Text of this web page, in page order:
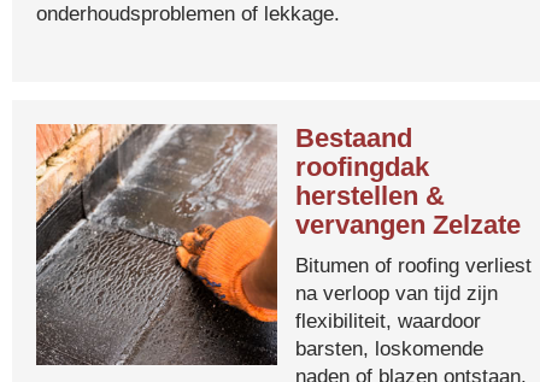
onderhoudsproblemen of lekkage.
Bestaand
roofingdak
herstellen &
vervangen Zelzate
Bitumen of roofing verliest
na verloop van tijd zijn
flexibiliteit, waardoor
barsten, loskomende
naden of blazen ontstaan.